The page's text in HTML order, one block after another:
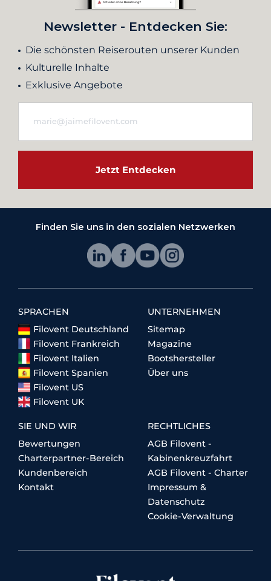
Newsletter - Entdecken Sie:
Die schönsten Reiserouten unserer Kunden
Kulturelle Inhalte
Exklusive Angebote
Jetzt Entdecken
Finden Sie uns in den sozialen Netzwerken
SPRACHEN
Filovent Deutschland
Filovent Frankreich
Filovent Italien
Filovent Spanien
Filovent US
Filovent UK
UNTERNEHMEN
Sitemap
Magazine
Bootshersteller
Über uns
SIE UND WIR
Bewertungen
Charterpartner-Bereich
Kundenbereich
Kontakt
RECHTLICHES
AGB Filovent -
Kabinenkreuzfahrt
AGB Filovent - Charter
Impressum &
Datenschutz
Cookie-Verwaltung